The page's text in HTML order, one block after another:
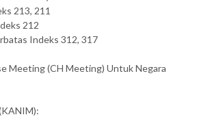
213, 211
212
Indeks 312, 317
Meeting (CH Meeting) Untuk Negara